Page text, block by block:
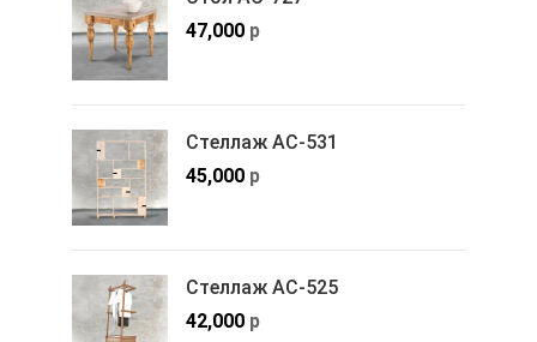
47,000 р
Стеллаж АС-531
45,000 р
Стеллаж АС-525
42,000 р